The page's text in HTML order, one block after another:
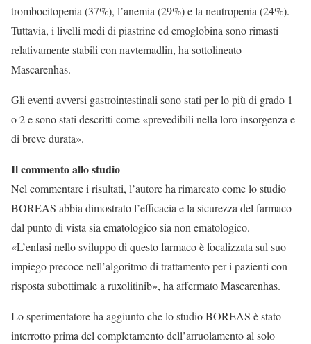
trombocitopenia (37%), l’anemia (29%) e la neutropenia (24%).
Tuttavia, i livelli medi di piastrine ed emoglobina sono rimasti
relativamente stabili con navtemadlin, ha sottolineato
Mascarenhas.
Gli eventi avversi gastrointestinali sono stati per lo più di grado 1
o 2 e sono stati descritti come «prevedibili nella loro insorgenza e
di breve durata».
Il commento allo studio
Nel commentare i risultati, l’autore ha rimarcato come lo studio
BOREAS abbia dimostrato l’efficacia e la sicurezza del farmaco
dal punto di vista sia ematologico sia non ematologico.
«L’enfasi nello sviluppo di questo farmaco è focalizzata sul suo
impiego precoce nell’algoritmo di trattamento per i pazienti con
risposta subottimale a ruxolitinib», ha affermato Mascarenhas.
Lo sperimentatore ha aggiunto che lo studio BOREAS è stato
interrotto prima del completamento dell’arruolamento al solo